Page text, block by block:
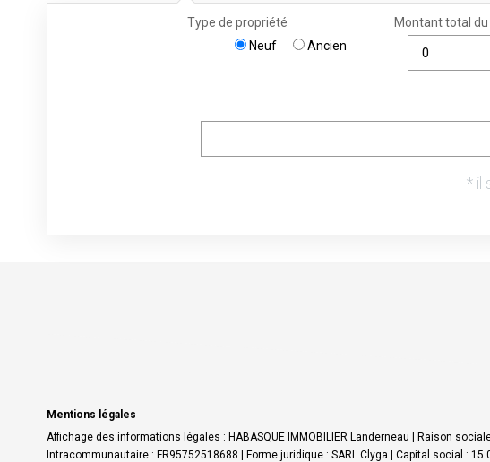
Mentions légales
Affichage des informations légales : HABASQUE IMMOBILIER Landerneau | Raison
Intracommunautaire : FR95752518688 | Forme juridique : SARL Clyga | Capital social : 15